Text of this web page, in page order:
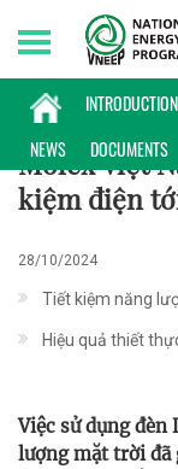
INTRODUCTION
NEWS
DOCUMENTS
Sunday, 09/08/2026 |
Molex Việt
kiệm điện
28/10/2024
Tiết kiệm năng
Hiệu quả thiết
Việc sử dụng đèn
lượng mặt trời đã